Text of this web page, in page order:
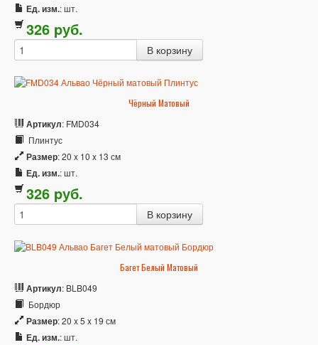
Ед. изм.: шт.
326 pуб.
Чёрный Матовый
Артикул: FMD034
Плинтус
Размер: 20 x 10 x 13 см
Ед. изм.: шт.
326 pуб.
Багет Белый Матовый
Артикул: BLB049
Бордюр
Размер: 20 x 5 x 19 см
Ед. изм.: шт.